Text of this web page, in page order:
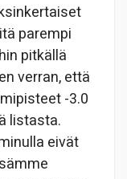
parempi
pitkällä
verran, että
-3.0
listasta.
eivät